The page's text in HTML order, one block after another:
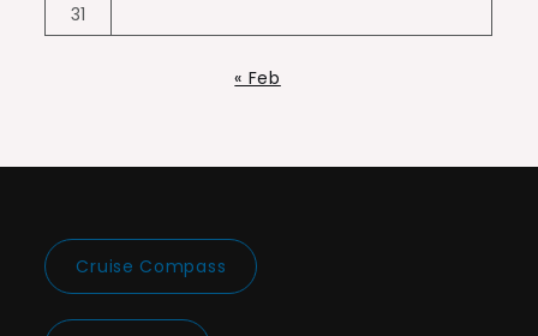
31
« Feb
Cruise Compass